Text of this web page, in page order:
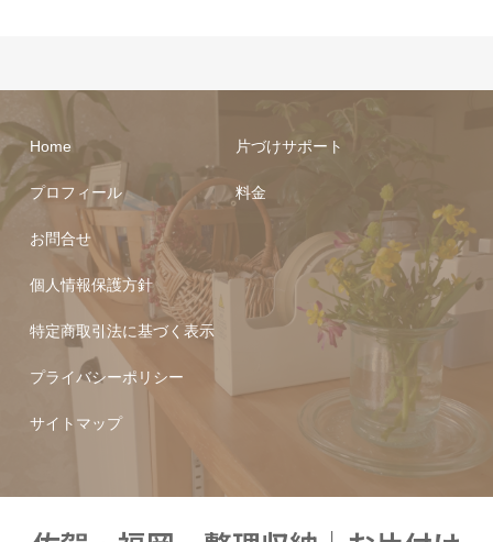
Home
プロフィール
お問合せ
片づけサポート
料金
個人情報保護方針
特定商取引法に基づく表示
プライバシーポリシー
サイトマップ